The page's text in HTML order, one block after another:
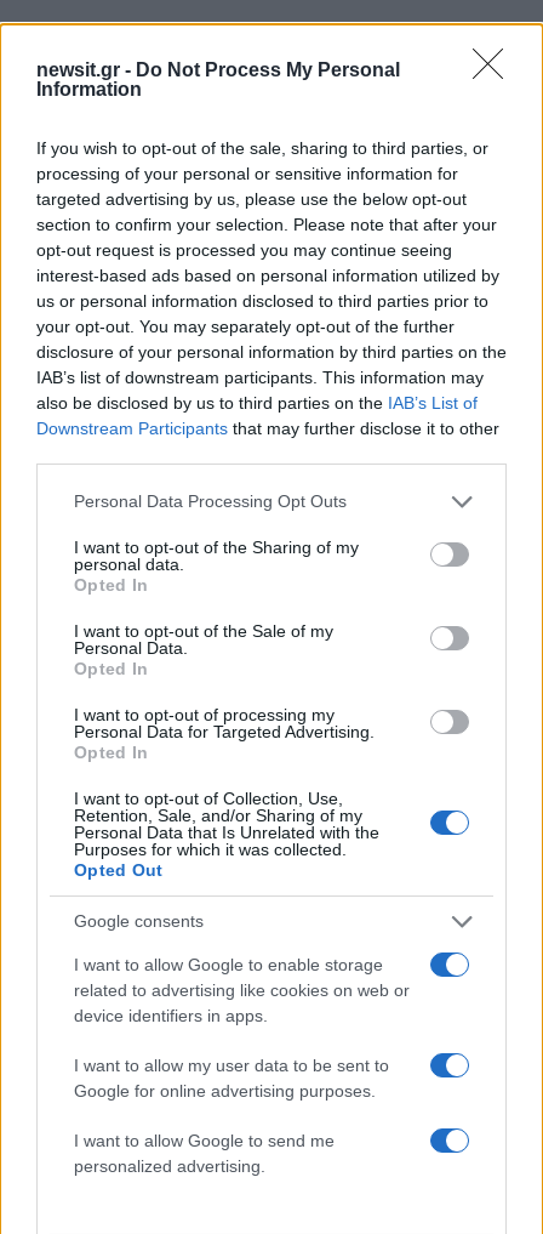
newsit.gr - Do Not Process My Personal
Information
If you wish to opt-out of the sale, sharing to third parties, or
processing of your personal or sensitive information for
targeted advertising by us, please use the below opt-out
section to confirm your selection. Please note that after your
opt-out request is processed you may continue seeing
interest-based ads based on personal information utilized by
us or personal information disclosed to third parties prior to
your opt-out. You may separately opt-out of the further
disclosure of your personal information by third parties on the
IAB’s list of downstream participants. This information may
also be disclosed by us to third parties on the IAB’s List of
Downstream Participants that may further disclose it to other
Please note that this website/app uses one or more Google
not limited to your visit or usage behaviour. You may click to
grant or deny consent to Google and its third-party tags to
use your data for below specified purposes in below Google
consent section.
Personal Data Processing Opt Outs
I want to opt-out of the Sharing of my
personal data.
Opted In
I want to opt-out of the Sale of my
Personal Data.
Opted In
I want to opt-out of processing my
Personal Data for Targeted Advertising.
Opted In
I want to opt-out of Collection, Use,
Retention, Sale, and/or Sharing of my
Personal Data that Is Unrelated with the
Purposes for which it was collected.
Opted Out
Google consents
I want to allow Google to enable storage
related to advertising like cookies on web or
device identifiers in apps.
I want to allow my user data to be sent to
Google for online advertising purposes.
I want to allow Google to send me
personalized advertising.
Σχόλια
Σχολίασε εδώ
2000 /2000
Υποβολή σχολίου
Όροι Χρήσης . Το site προστατεύεται από reCAPTCHA, ισχύουν
Ελλάδα
Share:
Αν τα χάσατε
Ανησυχία από το ξέσπασμα
του ιού του Δυτικού Νείλου
με κρούσματα στην Αττική
- «Καμπανάκι» από τον
Ιατρικό Σύλλογο Αθηνών
για την προστασία της
Σοκαριστική υπόθεση
Κρήτη: Τουρίστας
πόσο να πληρώσει
ασελγήσει σε
κορίτσι - Το παιδί
αμέριμνο σε αυλή